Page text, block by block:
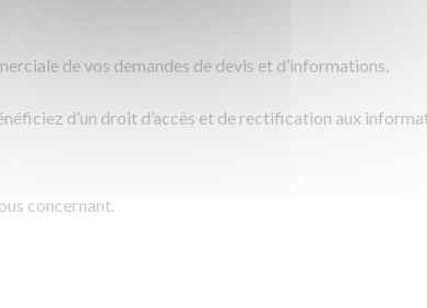
de vos demandes de devis et d’informations.
d’un droit d’accès et de rectification aux
concernant.